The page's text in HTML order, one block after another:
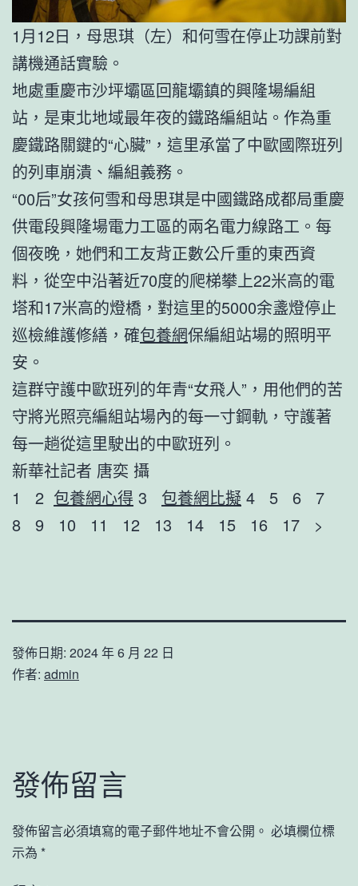
1月12日，母思琪（左）和何雪在停止功課前對
講機通話實驗。
地處重慶市沙坪壩區回龍壩鎮的興隆場編組
站，是東北地域最年夜的鐵路編組站。作為重
慶鐵路關鍵的“心臟”，這里承當了中歐國際班列
的列車崩潰、編組義務。
“00后”女孩何雪和母思琪是中國鐵路成都局重慶
供電段興隆場電力工區的兩名電力線路工。每
個夜晚，她們和工友背正數公斤重的東西資
料，從空中沿著近70度的爬梯攀上22米高的電
塔和17米高的燈橋，對這里的5000余盞燈停止
巡檢維護修繕，確包養網保編組站場的照明平
安。
這群守護中歐班列的年青“女飛人”，用他們的苦
守將光照亮編組站場內的每一寸鋼軌，守護著
每一趟從這里駛出的中歐班列。
新華社記者 唐奕 攝
1 2 包養網心得 3 包養網比擬 4 5 6 7
8 9 10 11 12 13 14 15 16 17 >
發佈日期: 2024 年 6 月 22 日
作者: admin
發佈留言
發佈留言必須填寫的電子郵件地址不會公開。 必填欄位標
示為 *